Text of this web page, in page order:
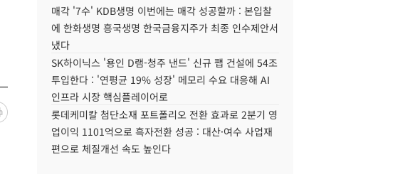
매각 '7수' KDB생명 이번에는 매각 성공할까 : 본입찰
에 한화생명 흥국생명 한국금융지주가 최종 인수제안서
냈다
SK하이닉스 '용인 D램-청주 낸드' 신규 팹 건설에 54조
투입한다 : '연평균 19% 성장' 메모리 수요 대응해 AI
인프라 시장 핵심플레이어로
롯데케미칼 첨단소재 포트폴리오 전환 효과로 2분기 영
업이익 1101억으로 흑자전환 성공 : 대산·여수 사업재
편으로 체질개선 속도 높인다